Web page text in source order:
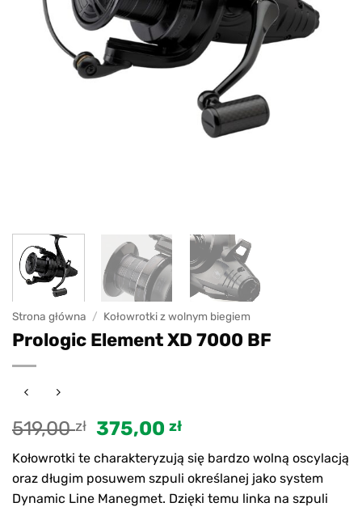
Strona główna / Kołowrotki z wolnym biegiem
Prologic Element XD 7000 BF
519,00zł Pierwotna
cena
wynosiła:
519,00 zł.
375,00złAktualna
cena
wynosi:
375,00 zł.
Kołowrotki te charakteryzują się bardzo wolną oscylacją
oraz długim posuwem szpuli określanej jako system
Dynamic Line Manegmet. Dzięki temu linka na szpuli